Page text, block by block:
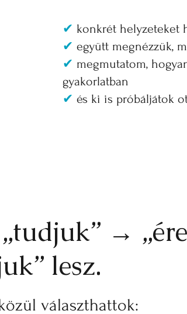
✔ konkrét helyzeteket
✔ együtt megnézzük,
✔ megmutatom,
gyakorlatban
✔ és ki is próbáljátok
→
lesz.
választhattok: